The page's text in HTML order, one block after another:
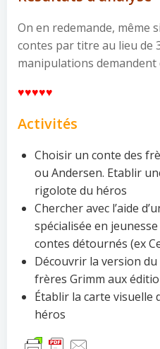
On en redemande, même
contes par titre au lieu de
manipulations demandent
♥♥♥♥♥
Activités
Choisir un conte des
ou Andersen. Etablir
rigolote du héros
Chercher avec l’aide
spécialisée en
contes détournés (ex
Découvrir la version du
frères Grimm aux
Établir la carte visuelle
héros